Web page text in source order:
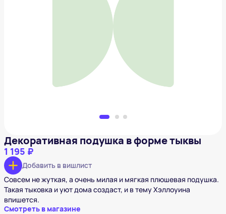
Декоративная подушка в форме тыквы
1 195 ₽
Добавить в вишлист
Декоративная подушка в форме тыквы
1 195 ₽
Добавить в вишлист
Совсем не жуткая, а очень милая и мягкая плюшевая подушка.
Такая тыковка и уют дома создаст, и в тему Хэллоуина
впишется.
Смотреть в магазине